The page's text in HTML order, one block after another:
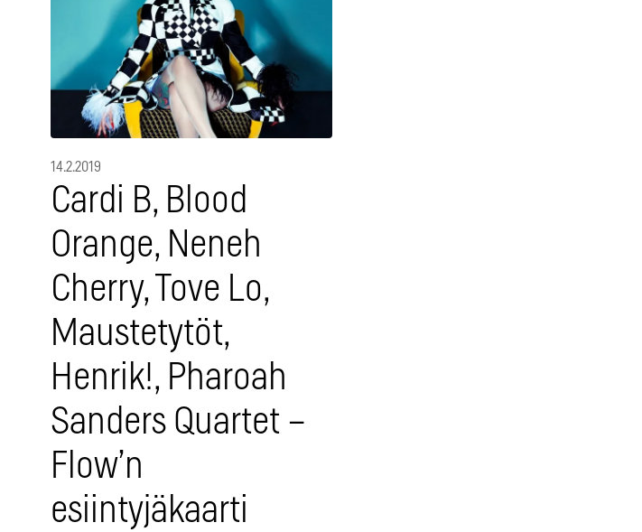
14.2.2019
Cardi B, Blood
Orange, Neneh
Cherry, Tove Lo,
Maustetytöt,
Henrik!, Pharoah
Sanders Quartet –
Flow’n
esiintyjäkaarti